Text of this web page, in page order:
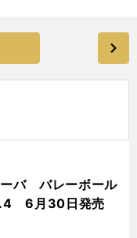
ーバ バレーボール
6月30日発売